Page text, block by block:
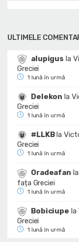
ULTIMELE
alupigus la
Greciei
1 lună în urmă
Delekon la
Greciei
1 lună în urmă
#LLKBla
Greciei
1 lună în urmă
Oradeafan la
fața Greciei
1 lună în urmă
Bobiciupe la
Greciei
1 lună în urmă